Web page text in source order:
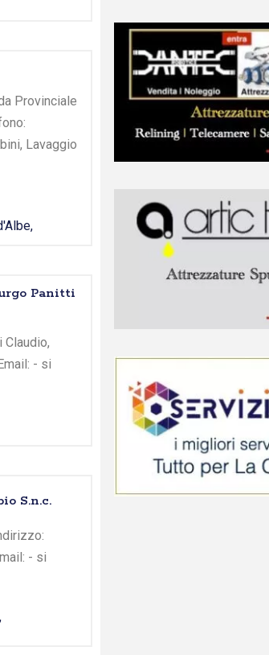
Provinciale
Lavaggio
Panitti
- si
S.n.c.
- si